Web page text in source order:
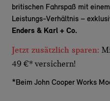
britischen Fahrspaß mit
Leistungs-Verhältnis –
Enders & Karl + Co.
Jetzt zusätzlich sparen:
49 €* versichern!
*Beim John Cooper Works